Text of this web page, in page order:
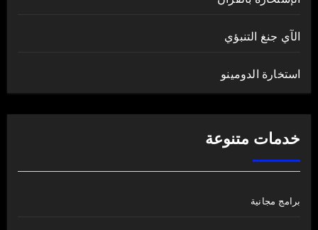
الآي جنغ التنبؤي
استخارة الدومينو
خدمات متنوعة
برامج مجانية